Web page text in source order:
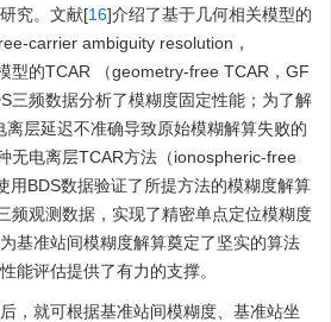
究。文献[16]介绍了基于几何相关模型的
carrier ambiguity resolution，
型的TCAR （geometry-free TCAR，GF
三频数据分析了模糊度固定性能；为了解
层延迟不准确导致原始模糊解算失败的
无电离层TCAR方法（ionospheric-free
用BDS数据验证了所提方法的模糊度解算
频观测数据，实现了精密单点定位模糊度
基准站间模糊度解算奠定了坚实的算法
能评估提供了有力的支撑。
，就可根据基准站间模糊度、基准站坐